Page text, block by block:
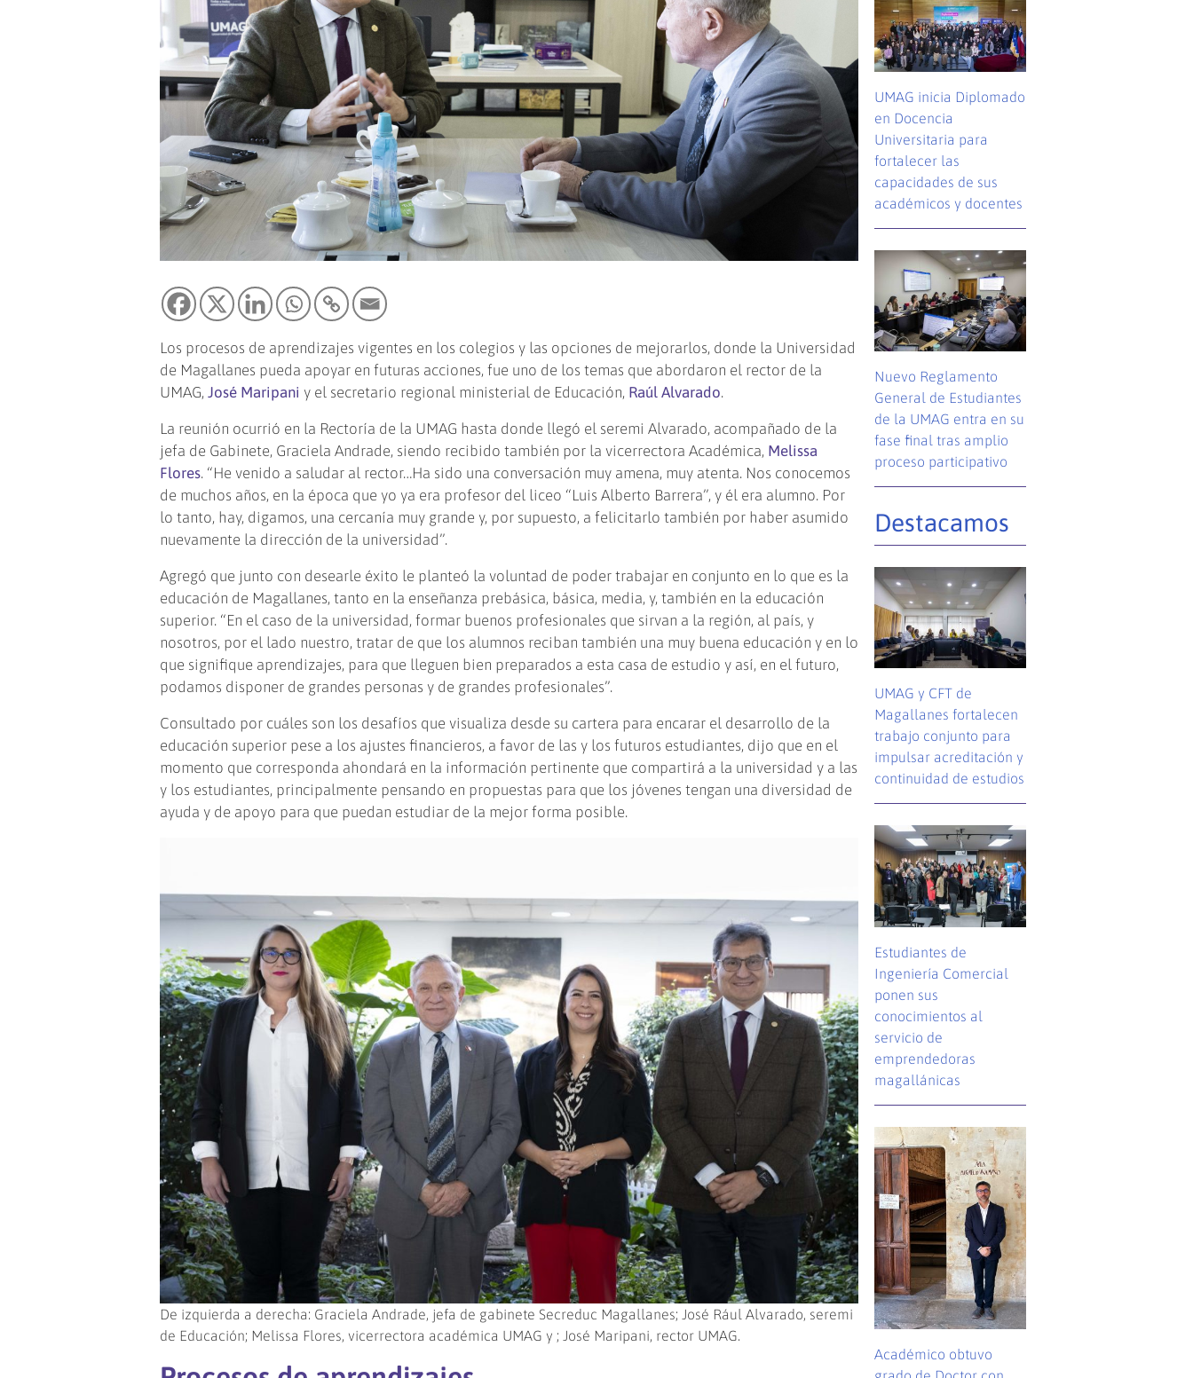
Los procesos de aprendizajes vigentes en los colegios y las opciones de mejorarlos, donde la Universidad
de Magallanes pueda apoyar en futuras acciones, fue uno de los temas que abordaron el rector de la
UMAG,José Maripani y el secretario regional ministerial de Educación, Raúl Alvarado.
La reunión ocurrió en la Rectoría de la UMAG hasta donde llegó el seremi Alvarado, acompañado de la
jefa de Gabinete, Graciela Andrade, siendo recibido también por la vicerrectora Académica, Melissa
Flores. “He venido a saludar al rector…Ha sido una conversación muy amena, muy atenta. Nos conocemos
de muchos años, en la época que yo ya era profesor del liceo “Luis Alberto Barrera”, y él era alumno. Por
lo tanto, hay, digamos, una cercanía muy grande y, por supuesto, a felicitarlo también por haber asumido
nuevamente la dirección de la universidad”.
Agregó que junto con desearle éxito le planteó la voluntad de poder trabajar en conjunto en lo que es la
educación de Magallanes, tanto en la enseñanza prebásica, básica, media, y, también en la educación
superior. “En el caso de la universidad, formar buenos profesionales que sirvan a la región, al país, y
nosotros, por el lado nuestro, tratar de que los alumnos reciban también una muy buena educación y en lo
que signifique aprendizajes, para que lleguen bien preparados a esta casa de estudio y así, en el futuro,
podamos disponer de grandes personas y de grandes profesionales”.
Consultado por cuáles son los desafíos que visualiza desde su cartera para encarar el desarrollo de la
educación superior pese a los ajustes financieros, a favor de las y los futuros estudiantes, dijo que en el
momento que corresponda ahondará en la información pertinente que compartirá a la universidad y a las
y los estudiantes, principalmente pensando en propuestas para que los jóvenes tengan una diversidad de
ayuda y de apoyo para que puedan estudiar de la mejor forma posible.
De izquierda a derecha: Graciela Andrade, jefa de gabinete Secreduc Magallanes; José Rául Alvarado, seremi
de Educación; Melissa Flores, vicerrectora académica UMAG y ; José Maripani, rector UMAG.
UMAG inicia Diplomado
en Docencia
Universitaria para
fortalecer las
capacidades de sus
académicos y docentes
Nuevo Reglamento
General de Estudiantes
de la UMAG entra en su
fase final tras amplio
proceso participativo
Destacamos
UMAG y CFT de
Magallanes fortalecen
trabajo conjunto para
impulsar acreditación y
continuidad de estudios
Estudiantes de
Ingeniería Comercial
ponen sus
conocimientos al
servicio de
emprendedoras
magallánicas
Académico obtuvo